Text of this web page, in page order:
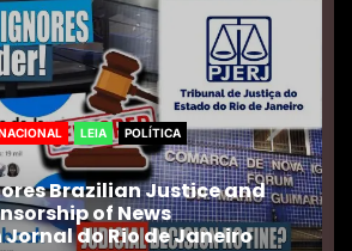
LEIA
POLÍTICA
Brazilian Justice and
of News
do Rio de Janeiro